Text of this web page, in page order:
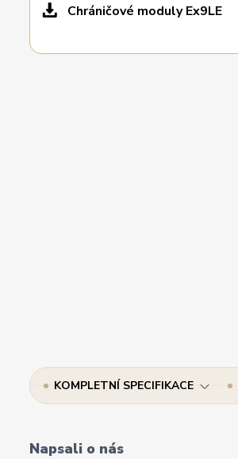
Chráničové moduly Ex9LE
KOMPLETNÍ SPECIFIKACE
Napsali o nás